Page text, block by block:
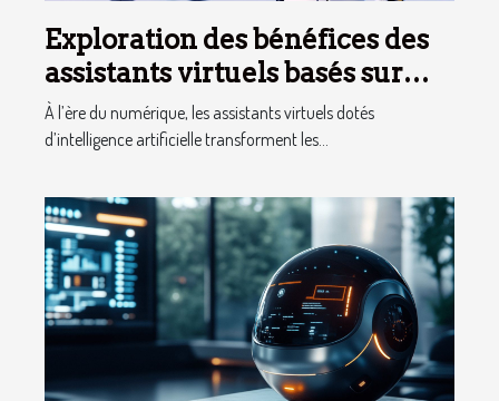
Exploration des bénéfices des
assistants virtuels basés sur
l'IA en français
À l’ère du numérique, les assistants virtuels dotés
d’intelligence artificielle transforment les...